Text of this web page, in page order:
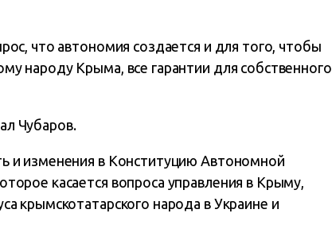
что автономия создается и для того, чтобы
народу Крыма, все гарантии для собственного
Чубаров.
и изменения в Конституцию Автономной
касается вопроса управления в Крыму,
крымскотатарского народа в Украине и